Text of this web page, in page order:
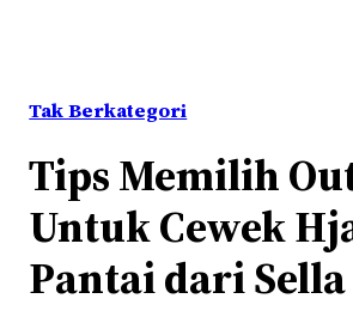
Tak Berkategori
Tips Memilih
Untuk Cewek
Pantai dari